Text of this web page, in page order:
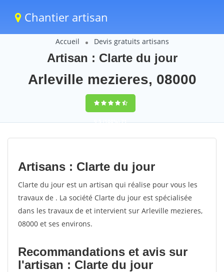
Chantier artisan
Accueil Devis gratuits artisans
Artisan : Clarte du jour
Arleville mezieres, 08000
9,5(100%)71
votes
Artisans : Clarte du jour
Clarte du jour est un artisan qui réalise pour vous les
travaux de . La société Clarte du jour est spécialisée
dans les travaux de et intervient sur Arleville mezieres,
08000 et ses environs.
Recommandations et avis sur
l'artisan : Clarte du jour